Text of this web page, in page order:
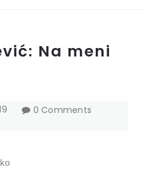
Na meni
0 Comments